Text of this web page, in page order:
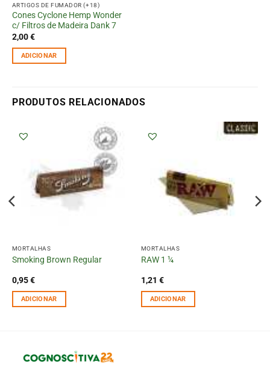
ARTIGOS DE FUMADOR (+18)
Cones Cyclone Hemp Wonder
c/ Filtros de Madeira Dank 7
2,00€
ADICIONAR
PRODUTOS RELACIONADOS
MORTALHAS
Smoking Brown Regular
0,95€
ADICIONAR
MORTALHAS
RAW 1 ¼
1,21 €
ADICIONAR